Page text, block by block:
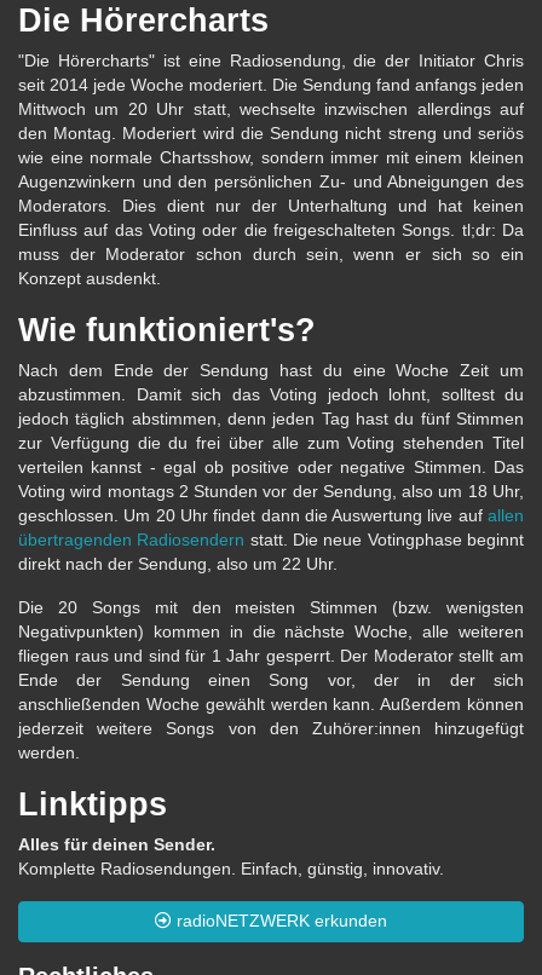
Die Hörercharts
"Die Hörercharts" ist eine Radiosendung, die der Initiator Chris
seit 2014 jede Woche moderiert. Die Sendung fand anfangs jeden
Mittwoch um 20 Uhr statt, wechselte inzwischen allerdings auf
den Montag. Moderiert wird die Sendung nicht streng und seriös
wie eine normale Chartsshow, sondern immer mit einem kleinen
Augenzwinkern und den persönlichen Zu- und Abneigungen des
Moderators. Dies dient nur der Unterhaltung und hat keinen
Einfluss auf das Voting oder die freigeschalteten Songs. tl;dr: Da
muss der Moderator schon durch sein, wenn er sich so ein
Konzept ausdenkt.
Wie funktioniert's?
Nach dem Ende der Sendung hast du eine Woche Zeit um
abzustimmen. Damit sich das Voting jedoch lohnt, solltest du
jedoch täglich abstimmen, denn jeden Tag hast du fünf Stimmen
zur Verfügung die du frei über alle zum Voting stehenden Titel
verteilen kannst - egal ob positive oder negative Stimmen. Das
Voting wird montags 2 Stunden vor der Sendung, also um 18 Uhr,
geschlossen. Um 20 Uhr findet dann die Auswertung live auf allen
übertragenden Radiosendern statt. Die neue Votingphase beginnt
direkt nach der Sendung, also um 22 Uhr.
Die 20 Songs mit den meisten Stimmen (bzw. wenigsten
Negativpunkten) kommen in die nächste Woche, alle weiteren
fliegen raus und sind für 1 Jahr gesperrt. Der Moderator stellt am
Ende der Sendung einen Song vor, der in der sich
anschließenden Woche gewählt werden kann. Außerdem können
jederzeit weitere Songs von den Zuhörer:innen hinzugefügt
werden.
Linktipps
Alles für deinen Sender.
Komplette Radiosendungen. Einfach, günstig, innovativ.
radioNETZWERK erkunden